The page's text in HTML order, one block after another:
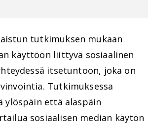
tutkimuksen mukaan
käyttöön liittyvä sosiaalinen
itsetuntoon, joka on
Tutkimuksessa
ylöspäin että alaspäin
sosiaalisen median käytön